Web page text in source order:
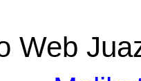
Web